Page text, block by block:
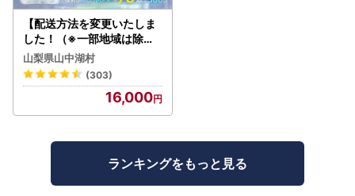
【配送方法を変更いたしま
した！（※一部地域は除く
）】＜ラベルレス＞富士山
蒼天の水 500ml×96本（４
ケース）YC001
山梨県山中湖村
(303)
16,000
ランキングをもっと見る